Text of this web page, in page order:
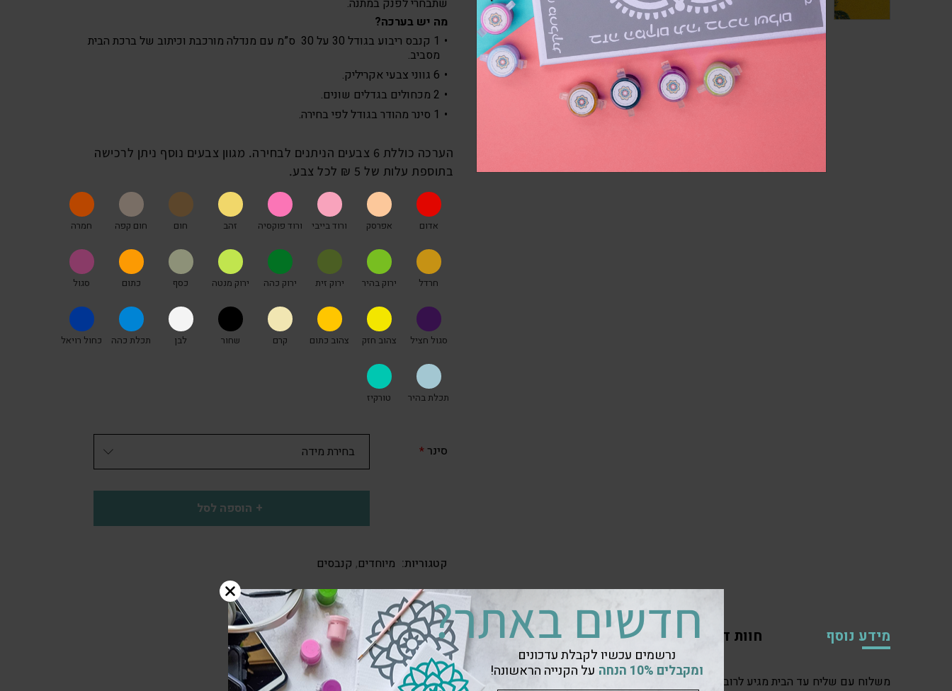
שתבחרי לפנק במתנה.
מה יש בערכה?
1 קנבס ריבוע בגודל 30 על 30 ס”מ עם מנדלה מורכבת וכיתוב של ברכת הבית
מסביב.
6 גווני צבעי אקריליק.
2 מכחולים בגדלים שונים.
1 סינר מהודר בגודל לפי בחירה.
הערכה כוללת 6 צבעים הניתנים לבחירה. מגוון צבעים נוסף ניתן לרכישה
בתוספת עלות של 5 ₪ לכל צבע.
אדום אפרסק ורוד בייבי ורוד פוקסיה זהב חום חום קפה חמרה
חרדל ירוק בהיר ירוק זית ירוק כהה ירוק מנטה כסף כתום סגול
סגול חציל צהוב חזק צהוב כתום קרם שחור לבן תכלת כהה כחול רויאל
תכלת בהיר טורקיז
סינר*
הוספה לסל
קטגוריות: מיוחדים, קנבסים
מידע נוסף חוות דעת (0)
משלוח עם שליח עד הבית מגיע לרוב תוך 2-3 ימי עסקים. לפעמים אפילו תוך יום אחד.
חדשים באתר?
נרשמים עכשיו לקבלת עדכונים
ומקבלים 10% הנחה
על הקנייה הראשונה!